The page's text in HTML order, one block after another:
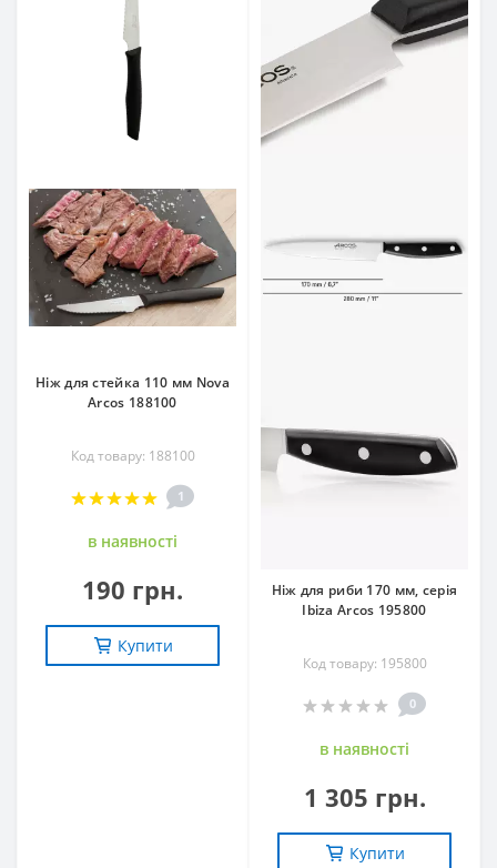
Ніж для стейка 110 мм Nova
Arcos 188100
Код товару: 188100
1
в наявностi
190 грн.
Купити
Ніж для риби 170 мм, серія
Ibiza Arcos 195800
Код товару: 195800
0
в наявностi
1 305 грн.
Купити